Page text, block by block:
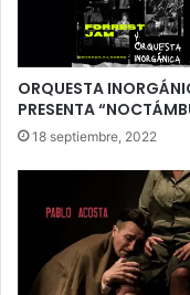
ORQUESTA
PRESENTA
18 septiembre, 2022